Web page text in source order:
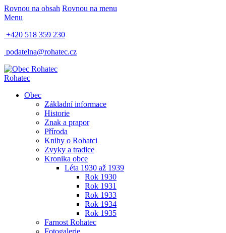
Rovnou na obsah Rovnou na menu
Menu
+420 518 359 230
podatelna@rohatec.cz
Rohatec
Obec
Základní informace
Historie
Znak a prapor
Příroda
Knihy o Rohatci
Zvyky a tradice
Kronika obce
Léta 1930 až 1939
Rok 1930
Rok 1931
Rok 1933
Rok 1934
Rok 1935
Farnost Rohatec
Fotogalerie